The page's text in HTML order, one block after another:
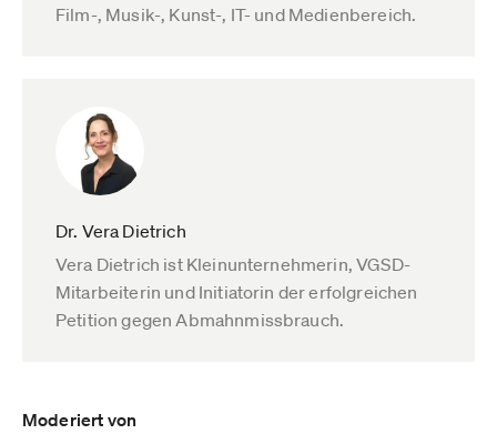
Film-, Musik-, Kunst-, IT- und Medienbereich.
Dr. Vera Dietrich
Vera Dietrich ist Kleinunternehmerin, VGSD-
Mitarbeiterin und Initiatorin der erfolgreichen
Petition gegen Abmahnmissbrauch.
Moderiert von